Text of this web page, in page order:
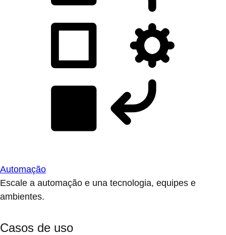
Automação
Escale a automação e una tecnologia, equipes e
ambientes.
Casos de uso